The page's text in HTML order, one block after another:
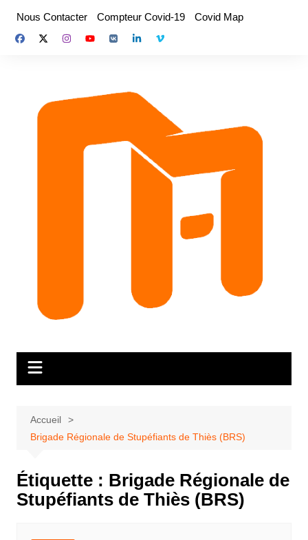
contenu
Nous Contacter Compteur Covid-19 Covid Map
Accueil
Brigade Régionale de Stupéfiants de Thiès (BRS)
Étiquette : Brigade Régionale de
Stupéfiants de Thiès (BRS)